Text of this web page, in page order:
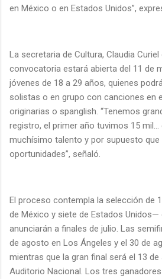
en México o en Estados Unidos”,
La secretaria de Cultura, Claudia
convocatoria estará abierta del 11 de
jóvenes de 18 a 29 años, quienes
solistas o en grupo con canciones en
originarias o spanglish. “Tenemos
registro, el primer año tuvimos 15
muchísimo talento y por supuesto que
oportunidades”, señaló.
El proceso contempla la selección de
de México y siete de Estados
anunciarán a finales de julio. Las
de agosto en Los Ángeles y el 30 de
mientras que la gran final será el 13
Auditorio Nacional. Los tres